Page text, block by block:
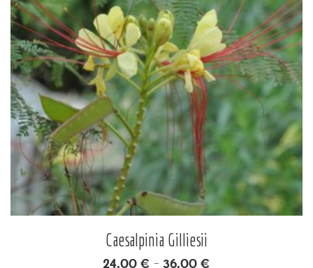
Caesalpinia Gilliesii
24.00 € – 36.00 €